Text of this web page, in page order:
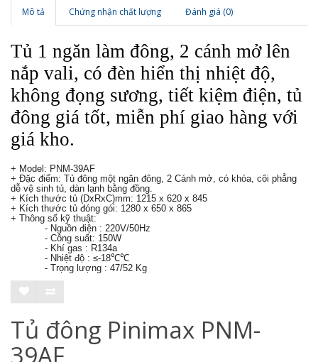
Mô tả Chứng nhận chất lượng Đánh giá (0)
Tủ 1 ngăn làm đông, 2 cánh mở lên
nắp vali, có đèn hiển thị nhiệt độ,
không đọng sương, tiết kiệm điện, tủ
đông giá tốt, miễn phí giao hàng với
giá kho.
+ Model: PNM-39AF
+ Đặc điểm: Tủ đông một ngăn đông, 2 Cánh mở, có khóa, côi phẳng
dễ vệ sinh tủ, dàn lạnh bằng đồng.
+ Kích thước tủ (DxRxC)mm: 1215 x 620 x 845
+ Kích thước tủ đóng gói: 1280 x 650 x 865
+ Thông số kỹ thuật:
- Nguồn điện : 220V/50Hz
- Công suất: 150W
- Khí gas : R134a
- Nhiệt độ : ≤-18℃℃
- Trọng lượng : 47/52 Kg
Tủ đông Pinimax PNM-
39AF